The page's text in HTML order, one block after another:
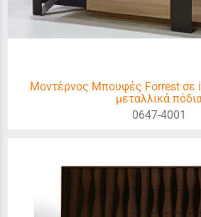
Μοντέρνος Μπουφές Forrest σε
μεταλλικά
0647-4001